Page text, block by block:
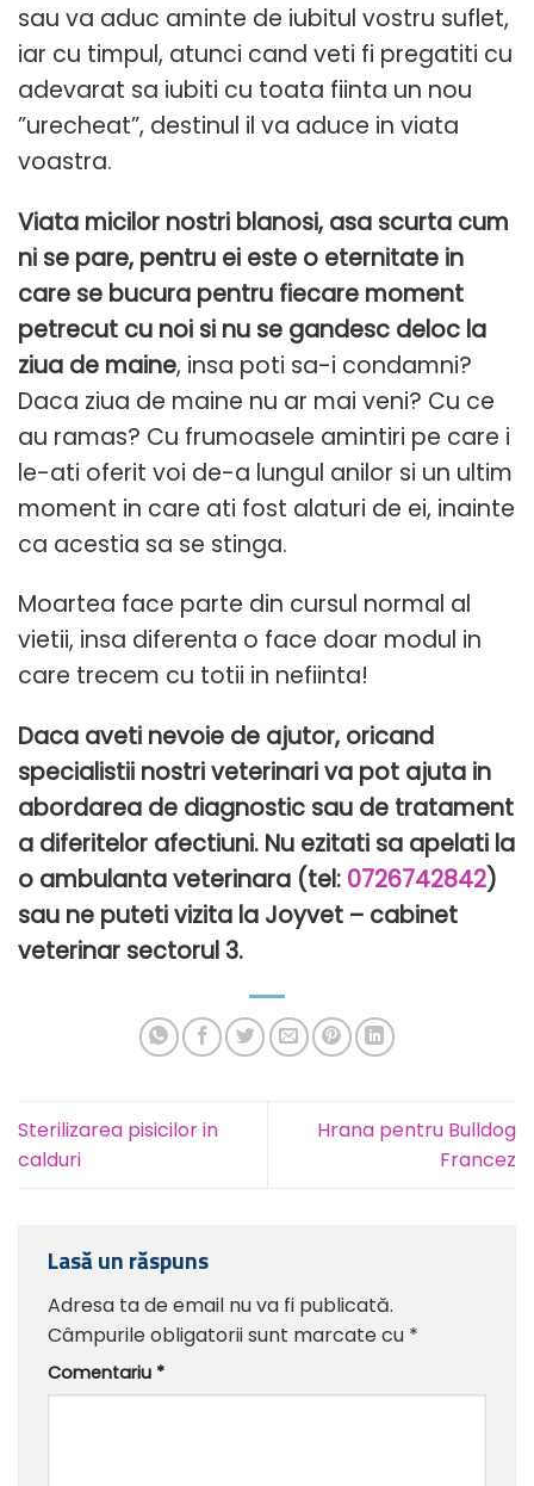
sau va aduc aminte de iubitul vostru suflet,
iar cu timpul, atunci cand veti fi pregatiti cu
adevarat sa iubiti cu toata fiinta un nou
”urecheat”, destinul il va aduce in viata
voastra.
Viata micilor nostri blanosi, asa scurta cum
ni se pare, pentru ei este o eternitate in
care se bucura pentru fiecare moment
petrecut cu noi si nu se gandesc deloc la
ziua de maine, insa poti sa-i condamni?
Daca ziua de maine nu ar mai veni? Cu ce
au ramas? Cu frumoasele amintiri pe care i
le-ati oferit voi de-a lungul anilor si un ultim
moment in care ati fost alaturi de ei, inainte
ca acestia sa se stinga.
Moartea face parte din cursul normal al
vietii, insa diferenta o face doar modul in
care trecem cu totii in nefiinta!
Daca aveti nevoie de ajutor, oricand
specialistii nostri veterinari va pot ajuta in
abordarea de diagnostic sau de tratament
a diferitelor afectiuni. Nu ezitati sa apelati la
o ambulanta veterinara (tel: 0726742842)
sau ne puteti vizita la Joyvet – cabinet
veterinar sectorul 3.
Sterilizarea pisicilor in
calduri
Hrana pentru Bulldog
Francez
Lasă un răspuns
Adresa ta de email nu va fi publicată.
Câmpurile obligatorii sunt marcate cu *
Comentariu *